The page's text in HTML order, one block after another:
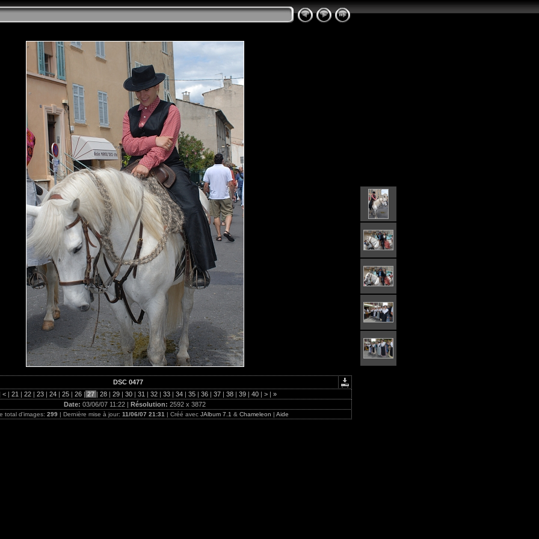
DSC 0477
< | 21 | 22 | 23 | 24 | 25 | 26 | 27 | 28 | 29 | 30 | 31 | 32 | 33 | 34 | 35 | 36 | 37 | 38 | 39 | 40 | > | »
Date: 03/06/07 11:22 | Résolution: 2592 x 3872
total d'images: 299| Dernière mise à jour: 11/06/07 21:31 | Créé avec JAlbum 7.1 & Chameleon | Aide